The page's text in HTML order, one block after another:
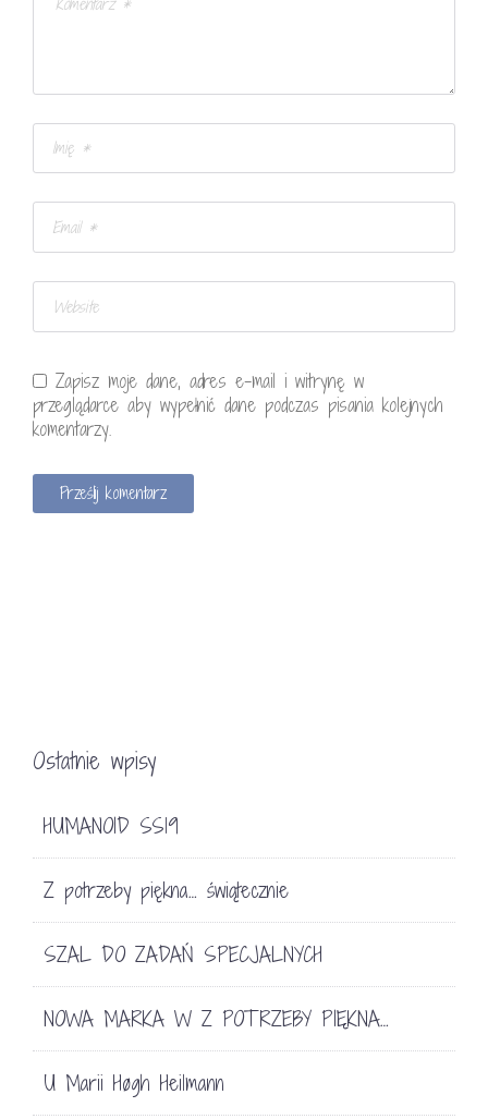
Zapisz moje dane, adres e-mail i witrynę w
przeglądarce aby wypełnić dane podczas pisania kolejnych
komentarzy.
Ostatnie wpisy
HUMANOID SS19
Z potrzeby piękna… świątecznie
SZAL DO ZADAŃ SPECJALNYCH
NOWA MARKA W Z POTRZEBY PIĘKNA…
U Marii Høgh Heilmann